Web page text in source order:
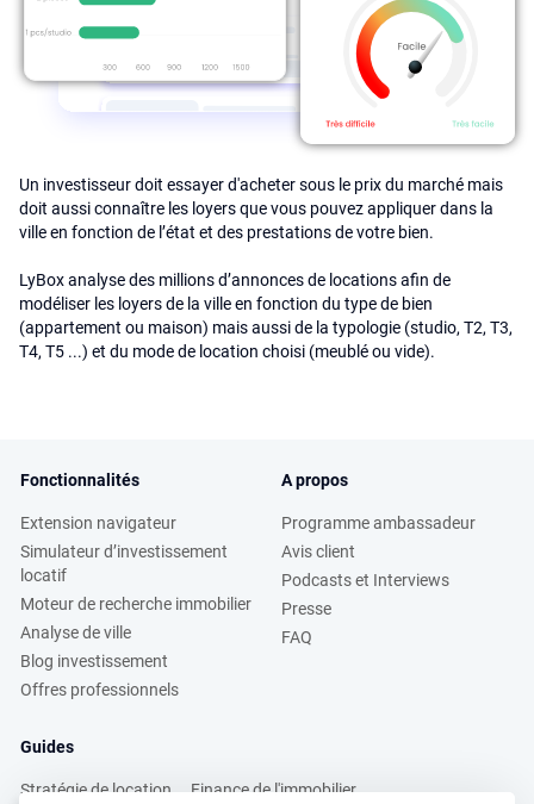
Un investisseur doit essayer d'acheter sous le prix du marché mais
doit aussi connaître les loyers que vous pouvez appliquer dans la
ville en fonction de l’état et des prestations de votre bien.
LyBox analyse des millions d’annonces de locations afin de
modéliser les loyers de la ville en fonction du type de bien
(appartement ou maison) mais aussi de la typologie (studio, T2, T3,
T4, T5 ...) et du mode de location choisi (meublé ou vide).
Fonctionnalités
Extension navigateur
Simulateur d’investissement
locatif
Moteur de recherche immobilier
Analyse de ville
Blog investissement
Offres professionnels
A propos
Programme ambassadeur
Avis client
Podcasts et Interviews
Presse
FAQ
Guides
Stratégie de location
Finance de l'immobilier